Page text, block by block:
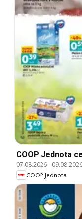
COOP Jednota
07.08.2026- 09.08.2026
COOP Jednota